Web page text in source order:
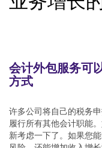
会计外包服务可
方式
许多公司将自己的税务
履行所有其他会计职能
新考虑一下了。如果您